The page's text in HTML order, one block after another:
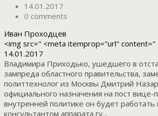
14.01.2017
0 comments
Иван Проходцев
<img src=" <meta itemprop="url" content="
14.01.2017
Владимира Приходько, ушедшего в
зампреда областного правительства,
политтехнолог из Москвы Дмитрий
официального назначения на пост вице-
внутренней политике он будет работать
консультантом аппарата гу...